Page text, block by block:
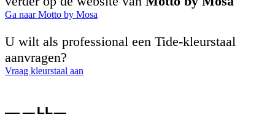
Ga naar Motto by Mosa
U wilt als professional een Tide-kleurstaal
aanvragen?
Vraag kleurstaal aan